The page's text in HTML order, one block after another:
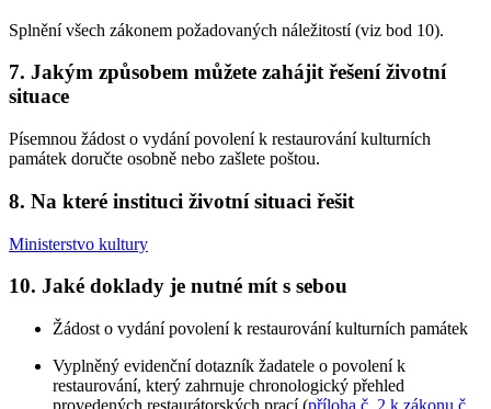
Splnění všech zákonem požadovaných náležitostí (viz bod 10).
7. Jakým způsobem můžete zahájit řešení životní
situace
Písemnou žádost o vydání povolení k restaurování kulturních
památek doručte osobně nebo zašlete poštou.
8. Na které instituci životní situaci řešit
Ministerstvo kultury
10. Jaké doklady je nutné mít s sebou
Žádost o vydání povolení k restaurování kulturních památek
Vyplněný evidenční dotazník žadatele o povolení k
restaurování, který zahrnuje chronologický přehled
provedených restaurátorských prací (příloha č. 2 k zákonu č.